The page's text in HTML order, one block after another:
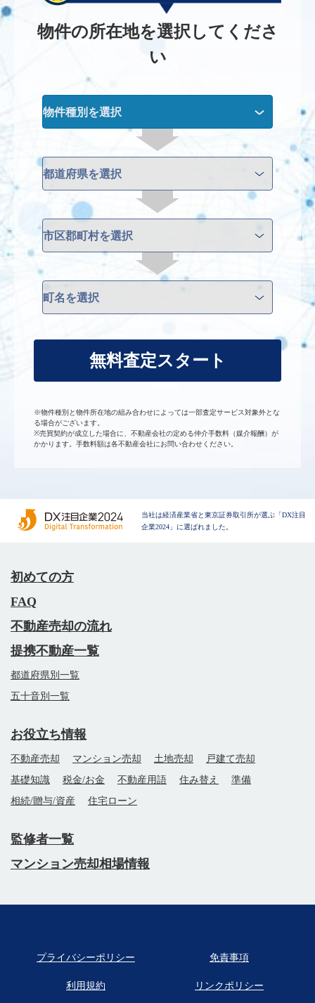
物件の所在地を選択してくださ
い
無料査定スタート
※物件種別と物件所在地の組み合わせによっては一部査定サービス対象外とな
る場合がございます。
※売買契約が成立した場合に、不動産会社の定める仲介手数料（媒介報酬）が
かかります。手数料額は各不動産会社にお問い合わせください。
当社は経済産業省と東京証券取引所が選ぶ「DX注目
企業2024」に選ばれました。
初めての方
FAQ
不動産売却の流れ
提携不動産一覧
都道府県別一覧
五十音別一覧
お役立ち情報
不動産売却 マンション売却 土地売却
戸建て売却
基礎知識
税金/お金 不動産用語 住み替え
準備
相続/贈与/資産
住宅ローン
監修者一覧
マンション売却相場情報
プライバシーポリシー 免責事項
利用規約 リンクポリシー